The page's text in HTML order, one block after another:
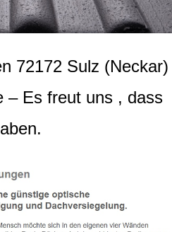
72172 Sulz (Neckar)
– Es freut uns , dass